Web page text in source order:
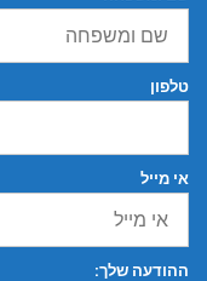
טלפון
אי מייל
ההודעה שלך: